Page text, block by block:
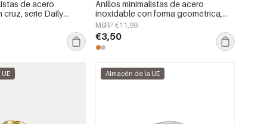
de acero
serie Daily
Anillos minimalistas de acero
inoxidable con forma geométrica,
sencillos para uso diario, serie
Simple. Joyería para mujer.
MSRP €11,99
€3,50
Almacén de la UE